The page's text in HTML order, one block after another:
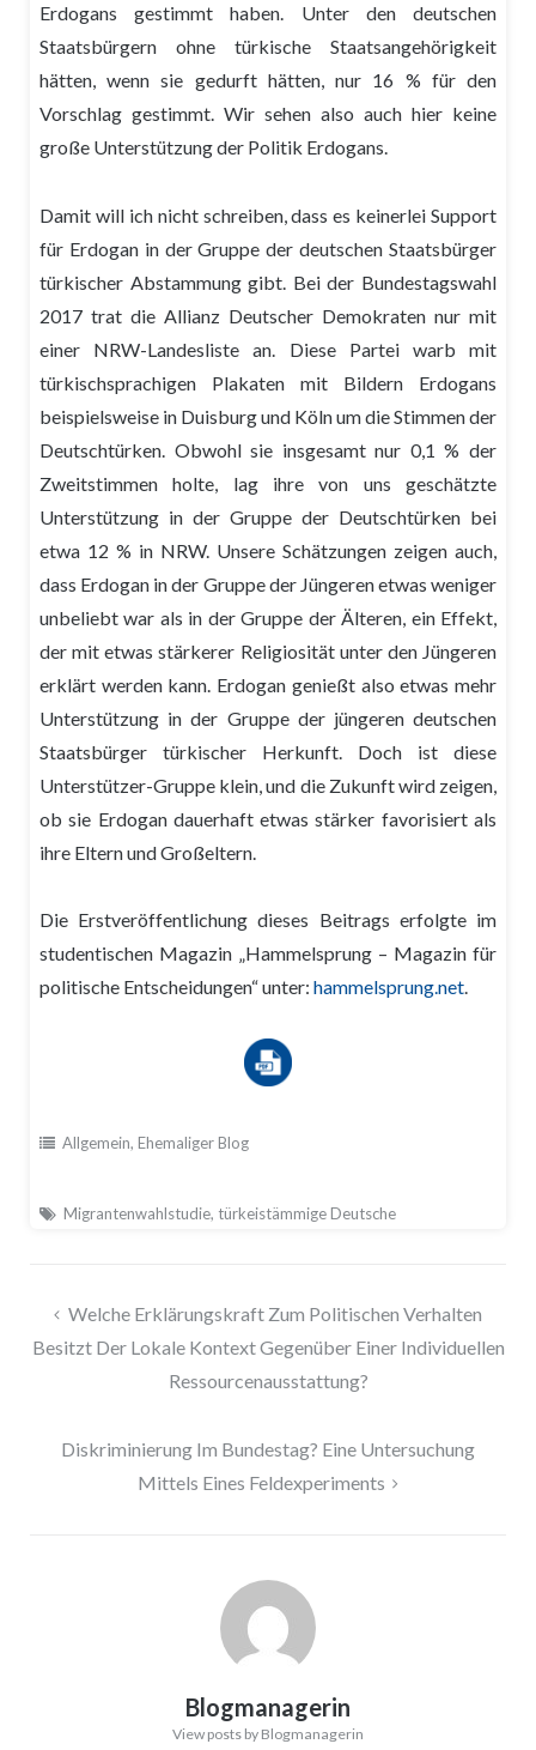
Erdogans gestimmt haben. Unter den deutschen
Staatsbürgern ohne türkische Staatsangehörigkeit
hätten, wenn sie gedurft hätten, nur 16 % für den
Vorschlag gestimmt. Wir sehen also auch hier keine
große Unterstützung der Politik Erdogans.
Damit will ich nicht schreiben, dass es keinerlei Support
für Erdogan in der Gruppe der deutschen Staatsbürger
türkischer Abstammung gibt. Bei der Bundestagswahl
2017 trat die Allianz Deutscher Demokraten nur mit
einer NRW-Landesliste an. Diese Partei warb mit
türkischsprachigen Plakaten mit Bildern Erdogans
beispielsweise in Duisburg und Köln um die Stimmen der
Deutschtürken. Obwohl sie insgesamt nur 0,1 % der
Zweitstimmen holte, lag ihre von uns geschätzte
Unterstützung in der Gruppe der Deutschtürken bei
etwa 12 % in NRW. Unsere Schätzungen zeigen auch,
dass Erdogan in der Gruppe der Jüngeren etwas weniger
unbeliebt war als in der Gruppe der Älteren, ein Effekt,
der mit etwas stärkerer Religiosität unter den Jüngeren
erklärt werden kann. Erdogan genießt also etwas mehr
Unterstützung in der Gruppe der jüngeren deutschen
Staatsbürger türkischer Herkunft. Doch ist diese
Unterstützer-Gruppe klein, und die Zukunft wird zeigen,
ob sie Erdogan dauerhaft etwas stärker favorisiert als
ihre Eltern und Großeltern.
Die Erstveröffentlichung dieses Beitrags erfolgte im
studentischen Magazin „Hammelsprung – Magazin für
politische Entscheidungen“ unter: hammelsprung.net.
Allgemein, Ehemaliger Blog
Migrantenwahlstudie, türkeistämmige Deutsche
Beitragsnavigation
Welche Erklärungskraft Zum Politischen Verhalten
Besitzt Der Lokale Kontext Gegenüber Einer Individuellen
Ressourcenausstattung?
Diskriminierung Im Bundestag? Eine Untersuchung
Mittels Eines Feldexperiments
Blogmanagerin
View posts by Blogmanagerin